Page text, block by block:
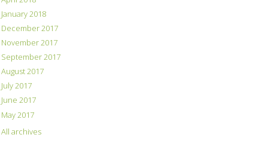
January 2018
December 2017
November 2017
September 2017
August 2017
July 2017
June 2017
May 2017
All archives